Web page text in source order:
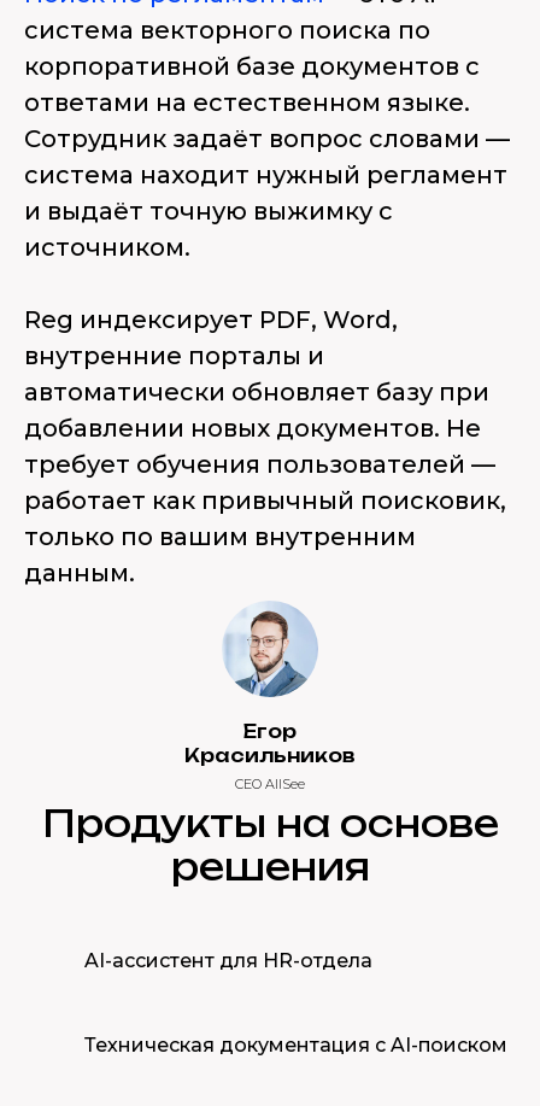
система векторного поиска по
корпоративной базе документов с
ответами на естественном языке.
Сотрудник задаёт вопрос словами —
система находит нужный регламент
и выдаёт точную выжимку с
источником.
Reg индексирует PDF, Word,
внутренние порталы и
автоматически обновляет базу при
добавлении новых документов. Не
требует обучения пользователей —
работает как привычный поисковик,
только по вашим внутренним
данным.
Егор
Красильников
CEO AllSee
Продукты на основе
решения
AI-ассистент для HR-отдела
Техническая документация с AI-поиском